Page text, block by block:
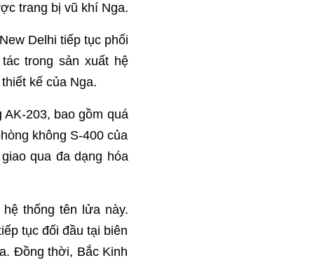
trang bị vũ khí Nga.
Delhi tiếp tục phối
trong sản xuất hệ
kế của Nga.
203, bao gồm quá
không S-400 của
qua đa dạng hóa
thống tên lửa này.
tục đối đầu tại biên
Đồng thời, Bắc Kinh